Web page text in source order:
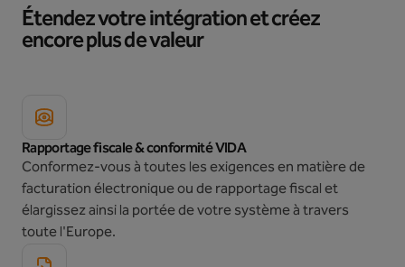
Étendez votre intégration et créez
encore plus de valeur
Rapportage fiscale & conformité VIDA
Conformez-vous à toutes les exigences en matière de
facturation électronique ou de rapportage fiscal et
élargissez ainsi la portée de votre système à travers
toute l'Europe.